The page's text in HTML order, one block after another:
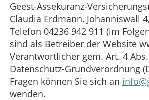
Geest-Assekuranz-
Claudia Erdmann, Johanniswall
Telefon 04236 942 911 (im
sind als Betreiber der Website
Verantwortlicher gem. Art. 4
Datenschutz-Grundverordnung
Fragen können Sie sich an
wenden.